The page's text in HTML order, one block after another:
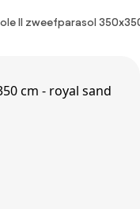
II zweefparasol